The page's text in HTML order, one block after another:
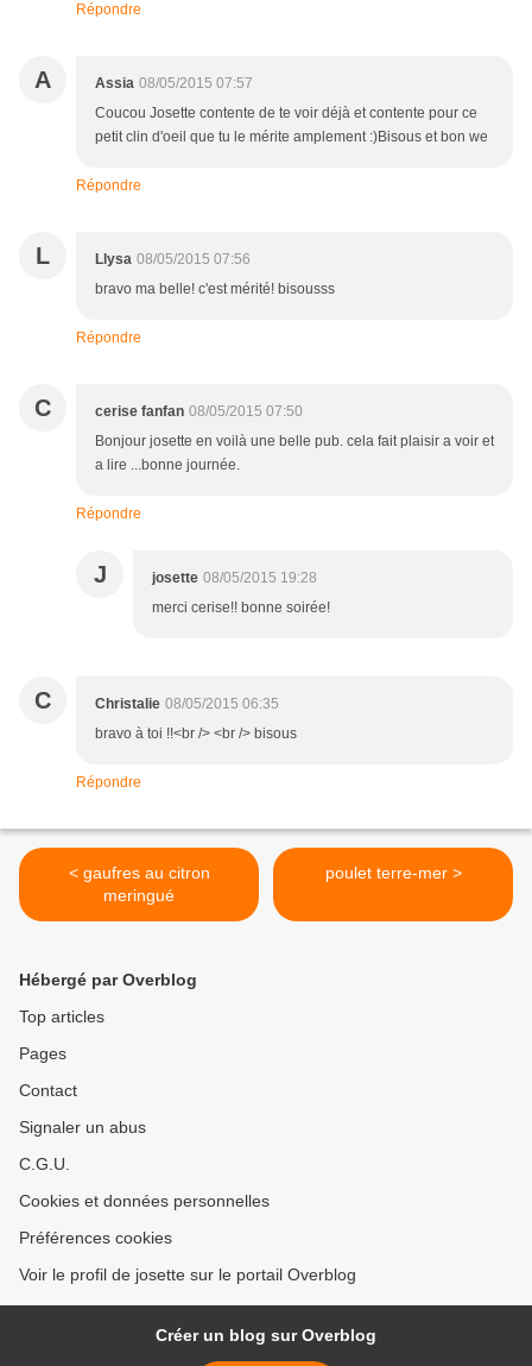
Répondre
A Assia 08/05/2015 07:57
Coucou Josette contente de te voir déjà et contente pour ce
petit clin d'oeil que tu le mérite amplement :)Bisous et bon we
Répondre
L Llysa 08/05/2015 07:56
bravo ma belle! c'est mérité! bisousss
Répondre
C cerise fanfan 08/05/2015 07:50
Bonjour josette en voilà une belle pub. cela fait plaisir a voir et
a lire ...bonne journée.
Répondre
J josette 08/05/2015 19:28
merci cerise!! bonne soirée!
C Christalie 08/05/2015 06:35
bravo à toi !!<br /> <br /> bisous
Répondre
< gaufres au citron
meringué
poulet terre-mer >
Hébergé par Overblog
Top articles
Pages
Contact
Signaler un abus
C.G.U.
Cookies et données personnelles
Préférences cookies
Voir le profil de josette sur le portail Overblog
Créer un blog sur Overblog